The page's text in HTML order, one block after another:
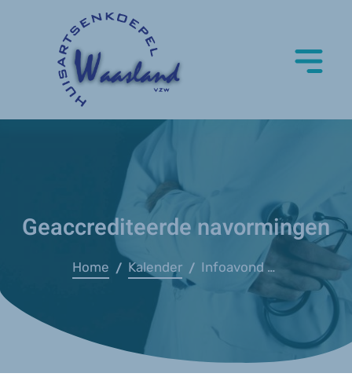
Geaccrediteerde navormingen
Home / Kalender / Infoavond voor startende huisartsen